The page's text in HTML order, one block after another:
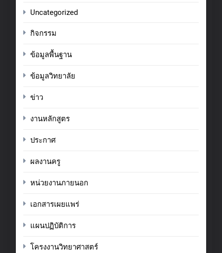
Uncategorized
กิจกรรม
ข้อมูลพื้นฐาน
ข้อมูลวิทยาลัย
ข่าว
งานหลักสูตร
ประกาศ
ผลงานครู
หน่วยงานภายนอก
เอกสารเผยแพร่
แผนปฏิบัติการ
โครงงานวิทยาศาสตร์